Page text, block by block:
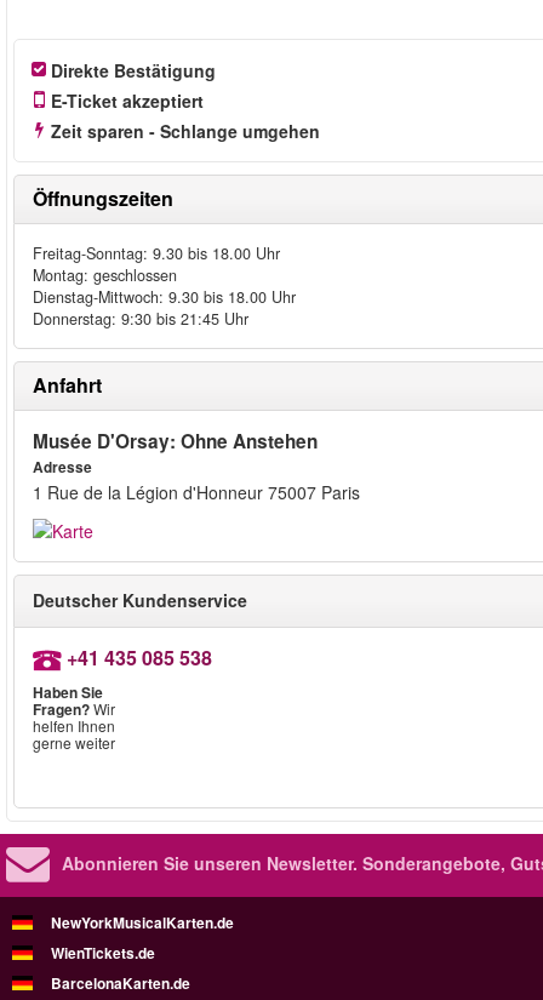
Direkte Bestätigung
E-Ticket akzeptiert
Zeit sparen - Schlange umgehen
Öffnungszeiten
Freitag-Sonntag: 9.30 bis 18.00 Uhr
Montag: geschlossen
Dienstag-Mittwoch: 9.30 bis 18.00 Uhr
Donnerstag: 9:30 bis 21:45 Uhr
Anfahrt
Musée D'Orsay: Ohne Anstehen
Adresse
1 Rue de la Légion d'Honneur 75007 Paris
Deutscher Kundenservice
+41 435 085 538
Haben Sie
Fragen?Wir
helfen Ihnen
gerne weiter
Abonnieren Sie unseren Newsletter. Sonderangebote,
NewYorkMusicalKarten.de
WienTickets.de
BarcelonaKarten.de